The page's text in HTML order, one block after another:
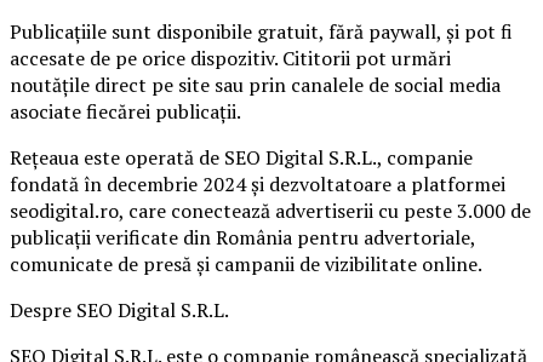
Publicațiile sunt disponibile gratuit, fără paywall, și pot fi
accesate de pe orice dispozitiv. Cititorii pot urmări
noutățile direct pe site sau prin canalele de social media
asociate fiecărei publicații.
Rețeaua este operată de SEO Digital S.R.L., companie
fondată în decembrie 2024 și dezvoltatoare a platformei
seodigital.ro, care conectează advertiserii cu peste 3.000 de
publicații verificate din România pentru advertoriale,
comunicate de presă și campanii de vizibilitate online.
Despre SEO Digital S.R.L.
SEO Digital S.R.L. este o companie românească specializată